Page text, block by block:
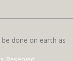
be done on earth as